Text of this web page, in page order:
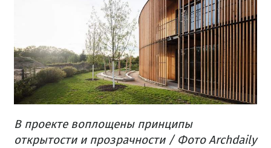
В проекте воплощены принципы
открытости и прозрачности/ Фото Archdaily